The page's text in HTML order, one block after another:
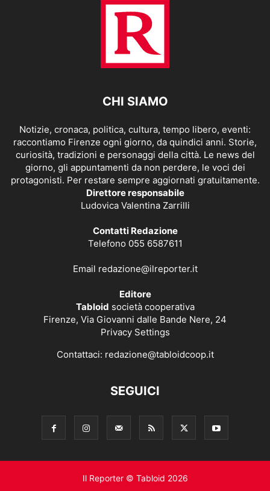
CHI SIAMO
Notizie, cronaca, politica, cultura, tempo libero, eventi:
raccontiamo Firenze ogni giorno, da quindici anni. Storie,
curiosità, tradizioni e personaggi della città. Le news del
giorno, gli appuntamenti da non perdere, le voci dei
protagonisti. Per restare sempre aggiornati gratuitamente.
Direttore responsabile
Ludovica Valentina Zarrilli
Contatti Redazione
Telefono 055 6587611
Email redazione@ilreporter.it
Editore
Tabloid società cooperativa
Firenze, Via Giovanni dalle Bande Nere, 24
Privacy Settings
Contattaci: redazione@tabloidcoop.it
SEGUICI
Il Reporter © Tabloid 2026